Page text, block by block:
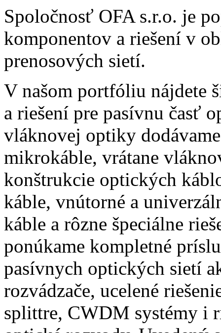
Spoločnosť OFA s.r.o. je
komponentov a riešení v
prenosových sietí.
V našom portfóliu nájdete
a riešení pre pasívnu časť
vláknovej optiky
mikrokáble, vrátane
konštrukcie optických
káble, vnútorné a
káble a rôzne špeciálne
ponúkame kompletné
pasívnych optických sietí
rozvádzače, ucelené
splittre, CWDM systémy i